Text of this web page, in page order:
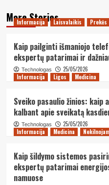
More Stories
Informacija Laisvalaikis Prekės
Kaip pailginti išmaniojo
ekspertų patarimai ir
Technologas
25/05/2026
Informacija
Ligos Medicina
Sveiko pasaulio žinios:
kalbant apie sveikatą
Technologas
25/05/2026
Informacija
Medicina
Kaip šildymo sistemos
ekspertų patarimai
namuose